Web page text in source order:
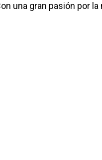
una gran pasión por